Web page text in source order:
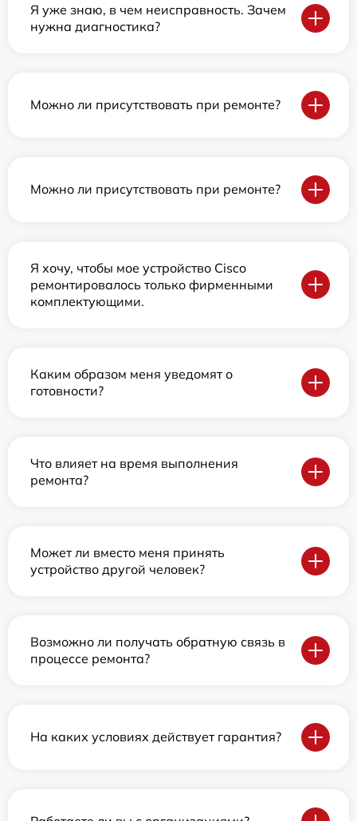
Я уже знаю, в чем неисправность. Зачем
нужна диагностика?
Можно ли присутствовать при ремонте?
Можно ли присутствовать при ремонте?
Я хочу, чтобы мое устройство Cisco
ремонтировалось только фирменными
комплектующими.
Каким образом меня уведомят о
готовности?
Что влияет на время выполнения
ремонта?
Может ли вместо меня принять
устройство другой человек?
Возможно ли получать обратную связь в
процессе ремонта?
На каких условиях действует гарантия?